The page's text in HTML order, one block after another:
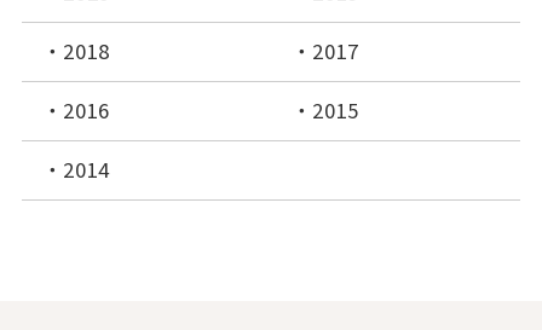
2018 2017
2016 2015
2014